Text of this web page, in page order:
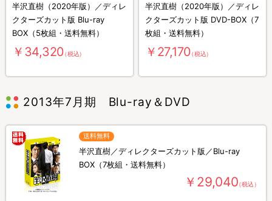
半沢直樹（2020年版）／ディレ
クターズカット版 Blu-ray
BOX（5枚組・送料無料）
￥34,320（税込）
半沢直樹（2020年版）／ディレ
クターズカット版 DVD-BOX（7
枚組・送料無料）
￥27,170（税込）
2013年7月期 Blu-ray＆DVD
送料無料
半沢直樹／ディレクターズカット版／Blu-ray
BOX（7枚組・送料無料）
￥29,040（税込）